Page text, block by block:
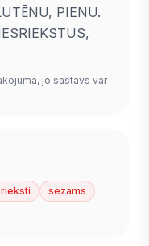
PIENU.
jo sastāvs var
sezams